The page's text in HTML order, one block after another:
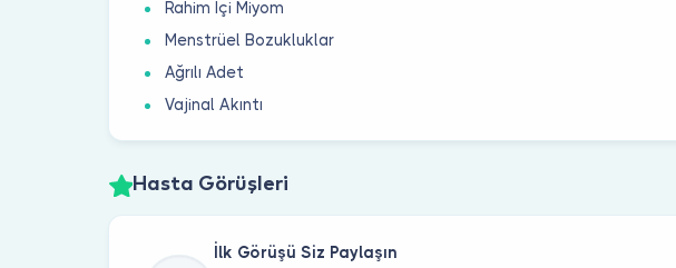
Rahim İçi Miyom
Menstrüel Bozukluklar
Ağrılı Adet
Vajinal Akıntı
Hasta Görüşleri
İlk Görüşü Siz Paylaşın